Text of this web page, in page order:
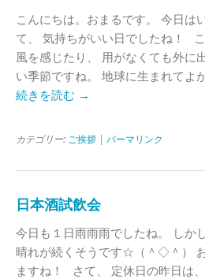
こんにちは。おまるです。 今日は
て、 気持ちがいい日でしたね！ こ
風を感じたり、 用がなくても外に
い季節ですね。 地球に生まれてよ
続きを読む →
カテゴリー: ご挨拶 パーマリンク
日本酒試飲会
今日も１日雨雨雨でしたね。 しか
晴れが続くそうです☆（＾◇＾）
ますね！ さて、 定休日の昨日は